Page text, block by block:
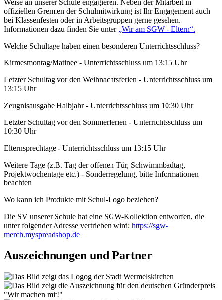
Weise an unserer Schule engagieren. Neben der Mitarbeit in
offiziellen Gremien der Schulmitwirkung ist Ihr Engagement auch
bei Klassenfesten oder in Arbeitsgruppen gerne gesehen.
Informationen dazu finden Sie unter „Wir am SGW - Eltern“.
Welche Schultage haben einen besonderen Unterrichtsschluss?
Kirmesmontag/Matinee - Unterrichtsschluss um 13:15 Uhr
Letzter Schultag vor den Weihnachtsferien - Unterrichtsschluss um
13:15 Uhr
Zeugnisausgabe Halbjahr - Unterrichtsschluss um 10:30 Uhr
Letzter Schultag vor den Sommerferien - Unterrichtsschluss um
10:30 Uhr
Elternsprechtage - Unterrichtsschluss um 13:15 Uhr
Weitere Tage (z.B. Tag der offenen Tür, Schwimmbadtag,
Projektwochentage etc.) - Sonderregelung, bitte Informationen
beachten
Wo kann ich Produkte mit Schul-Logo beziehen?
Die SV unserer Schule hat eine SGW-Kollektion entworfen, die
unter folgender Adresse vertrieben wird: https://sgw-
merch.myspreadshop.de
Auszeichnungen und Partner